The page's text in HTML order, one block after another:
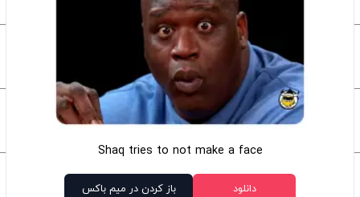
Shaq tries to not make a face
دانلود باز کردن در میم باکس